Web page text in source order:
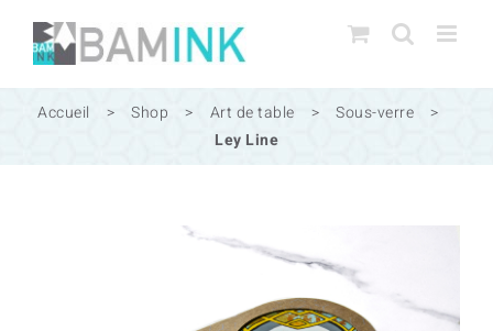
Passer
contenu
Accueil > Shop > Art de table > Sous-verre
>
Ley Line